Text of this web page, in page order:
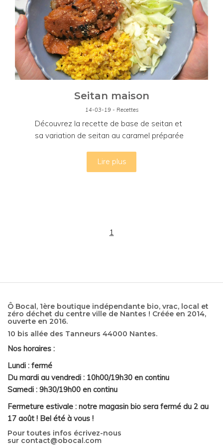
Seitan maison
14-03-19 - Recettes
Découvrez la recette de base de seitan et
sa variation de seitan au caramel préparée
Lire plus
1
Ô Bocal, 1ère boutique indépendante bio, vrac, local et
zéro déchet du centre ville de Nantes ! Créée en 2014,
ouverte en 2016.
10 bis allée des Tanneurs 44000 Nantes.
Nos horaires :
Lundi : fermé
Du mardi au vendredi : 10h00/19h30 en continu
Samedi : 9h30/19h00 en continu
Fermeture estivale : notre magasin bio sera fermé du 2 au
17 août ! Bel été à vous !
Pour toutes infos écrivez-nous
sur contact@obocal.com